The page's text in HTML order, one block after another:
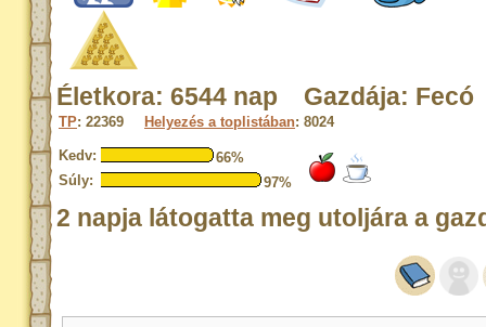
Életkora: 6544 nap Gazdája: Fecó
TP: 22369 Helyezés a toplistában: 8024
Kedv:
66%
Súly:
97%
2 napja látogatta meg utoljára a